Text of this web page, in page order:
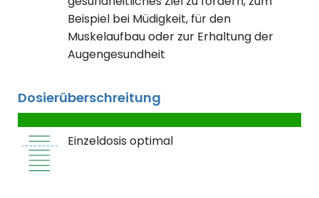
Beispiel bei Müdigkeit, für den
Muskelaufbau oder zur Erhaltung der
Augengesundheit
Dosierüberschreitung
Einzeldosis optimal